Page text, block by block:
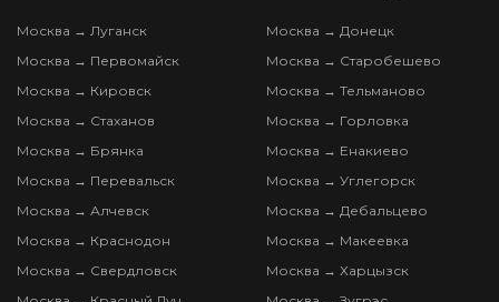
Москва → Луганск
Москва → Первомайск
Москва → Кировск
Москва → Стаханов
Москва → Брянка
Москва → Перевальск
Москва → Алчевск
Москва → Краснодон
Москва → Свердловск
Москва → Донецк
Москва → Старобешево
Москва → Тельманово
Москва → Горловка
Москва → Енакиево
Москва → Углегорск
Москва → Дебальцево
Москва → Макеевка
Москва → Харцызск